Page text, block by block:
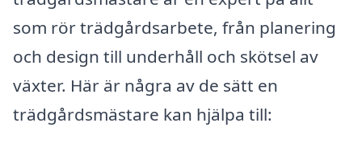
som rör trädgårdsarbete, från planering
och design till underhåll och skötsel av
växter. Här är några av de sätt en
trädgårdsmästare kan hjälpa till: